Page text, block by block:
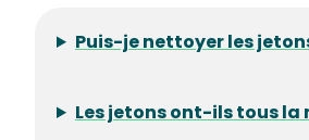
Puis-je nettoyer les
Les jetons ont-ils tous la